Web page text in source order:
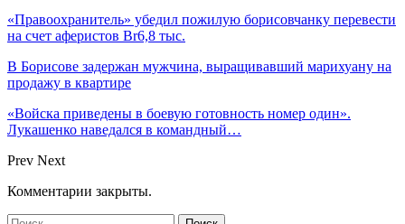
«Правоохранитель» убедил пожилую борисовчанку перевести
на счет аферистов Br6,8 тыс.
В Борисове задержан мужчина, выращивавший марихуану на
продажу в квартире
«Войска приведены в боевую готовность номер один».
Лукашенко наведался в командный…
Prev Next
Комментарии закрыты.